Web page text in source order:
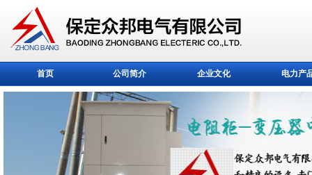
首页 公司简介 企业文化 电力产